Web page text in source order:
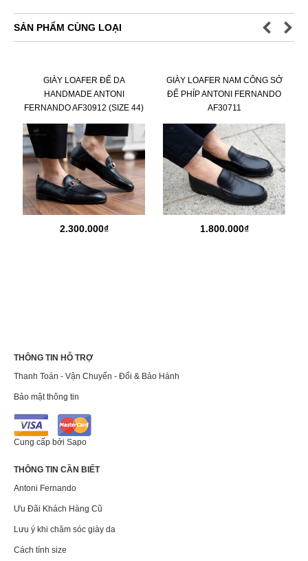
SẢN PHẨM CÙNG LOẠI
GIÀY LOAFER ĐẾ DA
HANDMADE ANTONI
FERNANDO AF30912 (SIZE 44)
2.300.000₫
GIÀY LOAFER NAM CÔNG SỞ
ĐẾ PHÍP ANTONI FERNANDO
AF30711
1.800.000₫
THÔNG TIN HỖ TRỢ
Thanh Toán - Vận Chuyển - Đổi & Bảo Hành
Bảo mật thông tin
Cung cấp bởi Sapo
THÔNG TIN CẦN BIẾT
Antoni Fernando
Ưu Đãi Khách Hàng Cũ
Lưu ý khi chăm sóc giày da
Cách tính size